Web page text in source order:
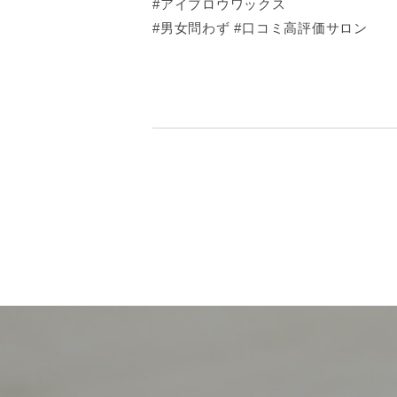
#アイブロウワックス
#男女問わず #口コミ高評価サロン